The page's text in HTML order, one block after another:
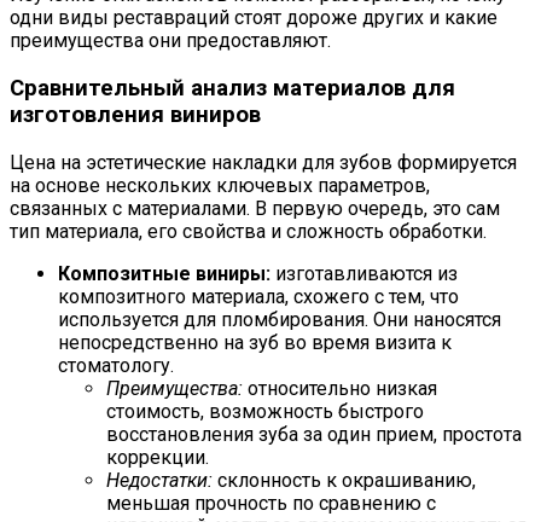
одни виды реставраций стоят дороже других и какие
преимущества они предоставляют.
Сравнительный анализ материалов для
изготовления виниров
Цена на эстетические накладки для зубов формируется
на основе нескольких ключевых параметров,
связанных с материалами. В первую очередь, это сам
тип материала, его свойства и сложность обработки.
Композитные виниры: изготавливаются из
композитного материала, схожего с тем, что
используется для пломбирования. Они наносятся
непосредственно на зуб во время визита к
стоматологу.
Преимущества: относительно низкая
стоимость, возможность быстрого
восстановления зуба за один прием, простота
коррекции.
Недостатки: склонность к окрашиванию,
меньшая прочность по сравнению с